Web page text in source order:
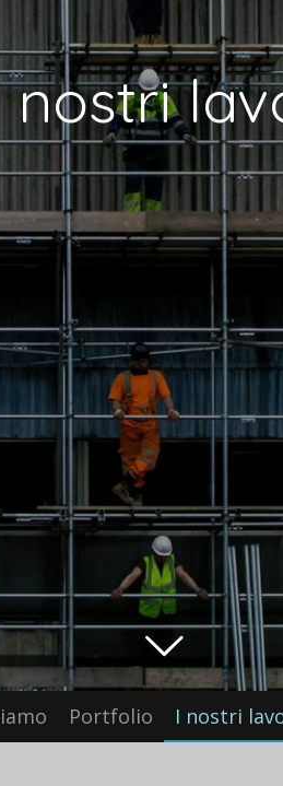
nostri
Portfolio I nostri